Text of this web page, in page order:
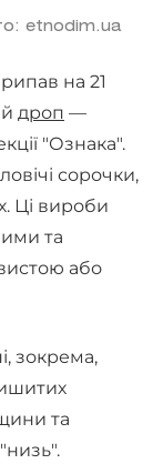
etnodim.ua
на 21
дроп —
"Ознака".
сорочки,
Ці вироби
та
або
зокрема,
та